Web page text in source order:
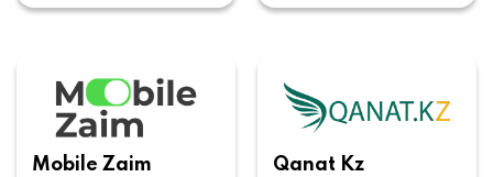
Mobile Zaim
Qanat Kz